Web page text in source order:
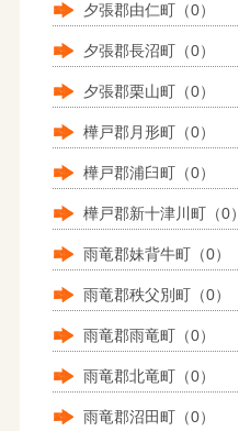
夕張郡由仁町（0）
夕張郡長沼町（0）
夕張郡栗山町（0）
樺戸郡月形町（0）
樺戸郡浦臼町（0）
樺戸郡新十津川町（0）
雨竜郡妹背牛町（0）
雨竜郡秩父別町（0）
雨竜郡雨竜町（0）
雨竜郡北竜町（0）
雨竜郡沼田町（0）